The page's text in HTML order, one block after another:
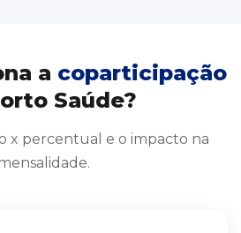
a coparticipação
Saúde?
x percentual e o impacto na